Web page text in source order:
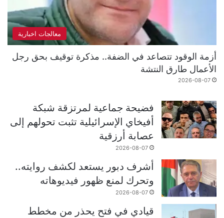
معالجات اخبارية
أزمة الوقود تتصاعد في الضفة.. مذكرة توقيف بحق رجل
الأعمال طارق النتشة
2026-08-07
فضيحة جماعية لمرتزقة شبكة
أفيخاي الإسرائيلية تثبت تحولهم إلى
عصابة أرزقية
2026-08-07
أشرف دبور يستعد لكشف روايته..
وتحرك لمنع ظهور فيديوهاته
2026-08-07
قيادي في فتح يحذر من مخطط